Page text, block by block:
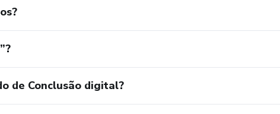
de Conclusão digital?